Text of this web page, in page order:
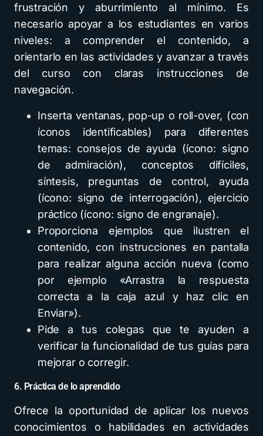
frustración y aburrimiento al mínimo. Es
necesario apoyar a los estudiantes en varios
niveles: a comprender el contenido, a
orientarlo en las actividades y avanzar a través
del curso con claras instrucciones de
navegación.
Inserta ventanas, pop-up o roll-over, (con
íconos identificables) para diferentes
temas: consejos de ayuda (ícono: signo
de admiración), conceptos difíciles,
síntesis, preguntas de control, ayuda
(ícono: signo de interrogación), ejercicio
práctico (ícono: signo de engranaje).
Proporciona ejemplos que ilustren el
contenido, con instrucciones en pantalla
para realizar alguna acción nueva (como
por ejemplo «Arrastra la respuesta
correcta a la caja azul y haz clic en
Enviar»).
Pide a tus colegas que te ayuden a
verificar la funcionalidad de tus guías para
mejorar o corregir.
6. Práctica de lo aprendido
Ofrece la oportunidad de aplicar los nuevos
conocimientos o habilidades en actividades